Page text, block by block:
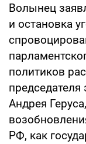
Волынец
и остановка
политиков
председателя
Андрея
РФ, как